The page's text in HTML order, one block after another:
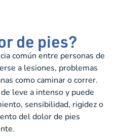
de pies?
común entre personas de
a lesiones, problemas
como caminar o correr.
leve a intenso y puede
sensibilidad, rigidez o
del dolor de pies